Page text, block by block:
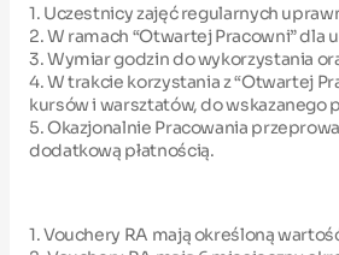
1. Uczestnicy zajęć regularnych
2. W ramach “Otwartej Pracowni”
3. Wymiar godzin do wykorzystania
4. W trakcie korzystania z “Otwartej
kursów i warsztatów, do wskazanego
5. Okazjonalnie Pracowania
dodatkową płatnością.
1. Vouchery RA mają określoną